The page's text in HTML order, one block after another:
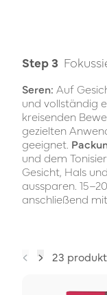
Step 3
Seren: Auf
und vollständig
kreisenden
gezielten
geeignet.
und dem
Gesicht, Hals
aussparen.
anschließend
23